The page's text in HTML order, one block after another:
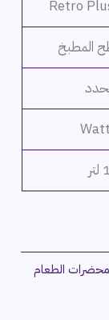
Retro
المطبخ
محضرات الطعام